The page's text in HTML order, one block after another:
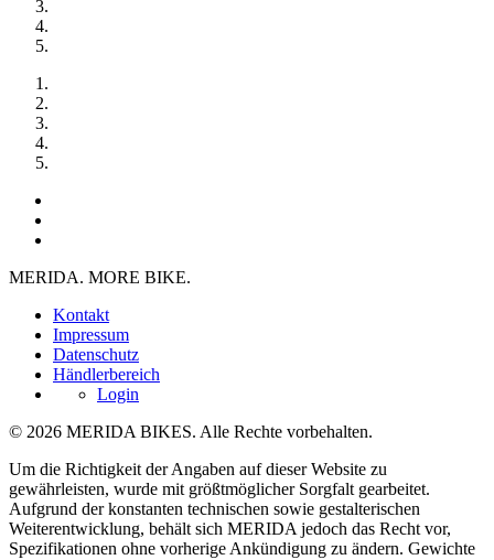
MERIDA. MORE BIKE.
Kontakt
Impressum
Datenschutz
Händlerbereich
Login
© 2026 MERIDA BIKES. Alle Rechte vorbehalten.
Um die Richtigkeit der Angaben auf dieser Website zu
gewährleisten, wurde mit größtmöglicher Sorgfalt gearbeitet.
Aufgrund der konstanten technischen sowie gestalterischen
Weiterentwicklung, behält sich MERIDA jedoch das Recht vor,
Spezifikationen ohne vorherige Ankündigung zu ändern. Gewichte